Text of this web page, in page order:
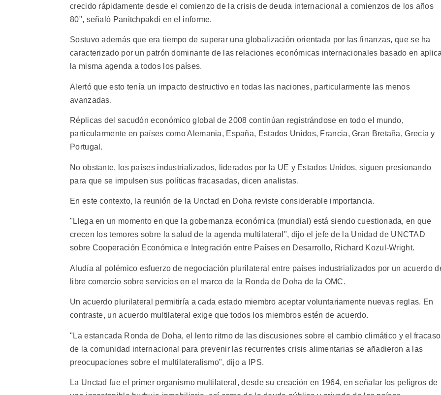
crecido rápidamente desde el comienzo de la crisis de deuda internacional a comienzos de los años
80", señaló Panitchpakdi en el informe.
Sostuvo además que era tiempo de superar una globalización orientada por las finanzas, que se ha
caracterizado por un patrón dominante de las relaciones económicas internacionales basado en
la misma agenda a todos los países.
Alertó que esto tenía un impacto destructivo en todas las naciones, particularmente las menos
avanzadas.
Réplicas del sacudón económico global de 2008 continúan registrándose en todo el mundo,
particularmente en países como Alemania, España, Estados Unidos, Francia, Gran Bretaña, Grecia y
Portugal.
No obstante, los países industrializados, liderados por la UE y Estados Unidos, siguen presionando
para que se impulsen sus políticas fracasadas, dicen analistas.
En este contexto, la reunión de la Unctad en Doha reviste considerable importancia.
"Llega en un momento en que la gobernanza económica (mundial) está siendo cuestionada, en que
crecen los temores sobre la salud de la agenda multilateral", dijo el jefe de la Unidad de UNCTAD
sobre Cooperación Económica e Integración entre Países en Desarrollo, Richard Kozul-Wright.
Aludía al polémico esfuerzo de negociación plurilateral entre países industrializados por un acuerdo
libre comercio sobre servicios en el marco de la Ronda de Doha de la OMC.
Un acuerdo plurilateral permitiría a cada estado miembro aceptar voluntariamente nuevas reglas. En
contraste, un acuerdo multilateral exige que todos los miembros estén de acuerdo.
"La estancada Ronda de Doha, el lento ritmo de las discusiones sobre el cambio climático y el fracaso
de la comunidad internacional para prevenir las recurrentes crisis alimentarias se añadieron a las
preocupaciones sobre el multilateralismo", dijo a IPS.
La Unctad fue el primer organismo multilateral, desde su creación en 1964, en señalar los peligros de